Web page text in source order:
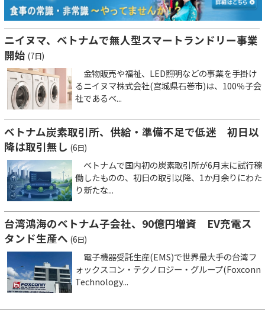
ニイヌマ、ベトナムで無人型スマートランドリー事業
開始 (7日)
金物販売や福祉、LED照明などの事業を手掛け
るニイヌマ株式会社(宮城県石巻市)は、100％子会
社であるベ...
ベトナム炭素取引所、供給・準備不足で低迷 初日以
降は取引無し (6日)
ベトナムで国内初の炭素取引所が6月末に試行稼
働したものの、初日の取引以降、1か月余りにわた
り新たな...
台湾鴻海のベトナム子会社、90億円増資 EV充電ス
タンド生産へ (6日)
電子機器受託生産(EMS)で世界最大手の台湾フ
ォックスコン・テクノロジー・グループ(Foxconn
Technology...